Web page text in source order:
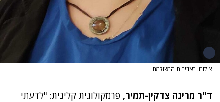
צילום: באדיבות המצולמת
ד"ר מרינה צדקין-תמיר, פרמקולוגית קלינית: "לדעתי